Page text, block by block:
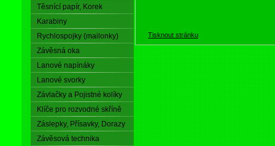
Těsnící papír, Korek
Karabiny
Rychlospojky (mailonky)
Závěsná oka
Lanové napínáky
Lanové svorky
Závlačky a Pojistné kolíky
Klíče pro rozvodné skříně
Záslepky, Přísavky, Dorazy
Závěsová technika
Tisknout stránku